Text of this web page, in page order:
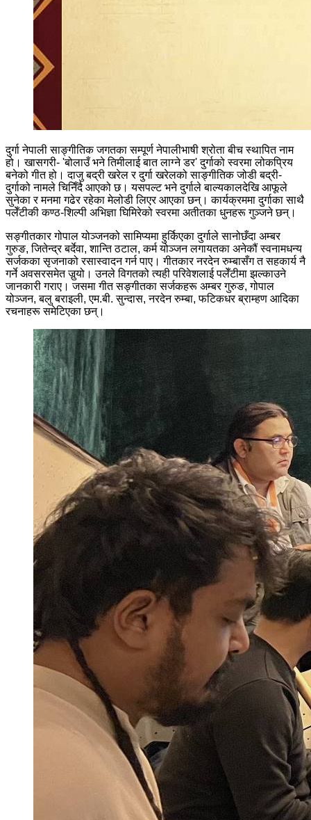
दुर्गा नेपाली साङ्गीतिक जगतका सम्पूर्ण नेपालीभाषी श्रोता बीच स्थापित नाम
हो। खासगरी- 'बोलाउँ भने तिमीलाई बात लाग्ने डर' दुर्गाको स्वरमा लोकप्रिय
बनेको गीत हो। दाजु बद्री खरेल र दुर्गा खरेलको साङ्गीतिक जोडी बद्री-
दुर्गाको नामले चिनिँदै आएको छ। यसपल्ट भने दुर्गाले बाल्यकालदेखि आफूले
सुनेका र मनमा गढेर रहेका मेलोडी लिएर आएका छन्। कार्यक्रममा दुर्गाका साथै
पलेँटीकी कण्ठ-शिल्पी अभिज्ञा घिमिरेको स्वरमा अतीतका धुनहरू गुञ्जने छन्।
सङ्गीतकार गोपाल योञ्जनको सामिप्यमा हुर्किएका दुर्गाले सानोछँदा अम्बर
गुरुङ, जितेन्द्र बर्देवा, शान्ति ठटाल, कर्म योञ्जन लगायतका अनेकौं स्वनामधन्य
सर्जकका सृजनाको रसास्वादन गर्न पाए। गीतकार नरदेन रुम्बासँग त सहकार्य नै
गर्ने अवसरसमेत जुर्‍यो। उनले विगतको त्यही परिवेशलाई पलेँटीमा झल्काउने
जानकारी गराए। जसमा गीत सङ्गीतका सर्जकहरू अम्बर गुरुङ, गोपाल
योञ्जन, बलु बराइली, एम.बी. सुन्दास, नरदेन रुम्बा, फटिकधर ब्राम्हण आदिका
रचनाहरू समेटिएका छन्।